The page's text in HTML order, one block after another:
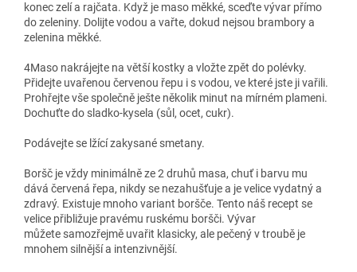
konec zelí a rajčata. Když je maso měkké, sceďte vývar přímo
do zeleniny. Dolijte vodou a vařte, dokud nejsou brambory a
zelenina měkké.
4Maso nakrájejte na větší kostky a vložte zpět do polévky.
Přidejte uvařenou červenou řepu i s vodou, ve které jste ji vařili.
Prohřejte vše společně ješte několik minut na mírném plameni.
Dochuťte do sladko-kysela (sůl, ocet, cukr).
Podávejte se lžící zakysané smetany.
Boršč je vždy minimálně ze 2 druhů masa, chuť i barvu mu
dává červená řepa, nikdy se nezahušťuje a je velice vydatný a
zdravý. Existuje mnoho variant boršče. Tento náš recept se
velice přibližuje pravému ruskému boršči. Vývar
můžete samozřejmě uvařit klasicky, ale pečený v troubě je
mnohem silnější a intenzivnější.